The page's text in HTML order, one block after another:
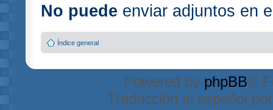
No puede enviar adjuntos en
Índice general
Powered by phpBB®
Traducción al español